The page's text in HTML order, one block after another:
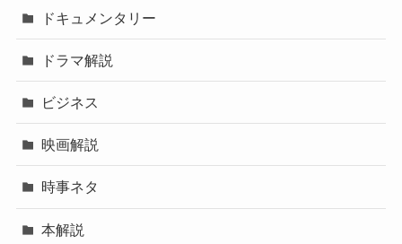
ドキュメンタリー
ドラマ解説
ビジネス
映画解説
時事ネタ
本解説